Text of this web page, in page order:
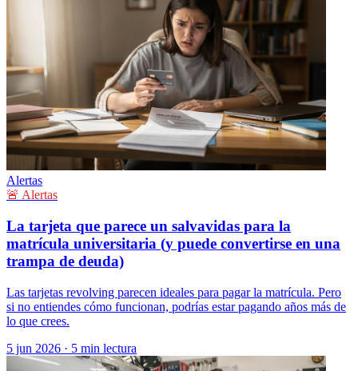
Alertas
🚨 Alertas
La tarjeta que parece un salvavidas para la
matrícula universitaria (y puede convertirse en una
trampa de deuda)
Las tarjetas revolving parecen ideales para pagar la matrícula. Pero
si no entiendes cómo funcionan, podrías estar pagando años más de
lo que crees.
5 jun 2026 · 5 min lectura